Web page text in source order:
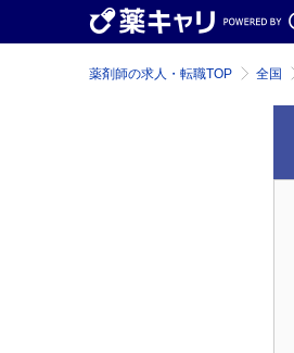
薬剤師の求人・転職TOP 全国